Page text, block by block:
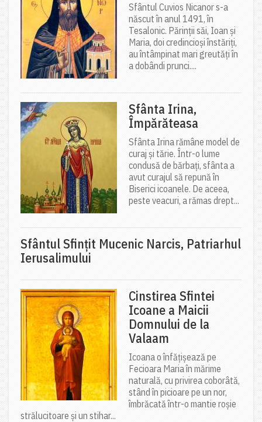
Sfântul Cuvios Nicanor s-a
născut în anul 1491, în
Tesalonic. Părinții săi, Ioan și
Maria, doi credincioși înstăriți,
au întâmpinat mari greutăți în
a dobândi prunci....
Sfânta Irina,
Împărăteasa
Sfânta Irina rămâne model de
curaj și tărie. Într-o lume
condusă de bărbați, sfânta a
avut curajul să repună în
Biserici icoanele. De aceea,
peste veacuri, a rămas drept...
Sfântul Sfinţit Mucenic Narcis, Patriarhul
Ierusalimului
Cinstirea Sfintei
Icoane a Maicii
Domnului de la
Valaam
Icoana o înfățișează pe
Fecioara Maria în mărime
naturală, cu privirea coborâtă,
stând în picioare pe un nor,
îmbrăcată într-o mantie roșie
strălucitoare și un stihar...